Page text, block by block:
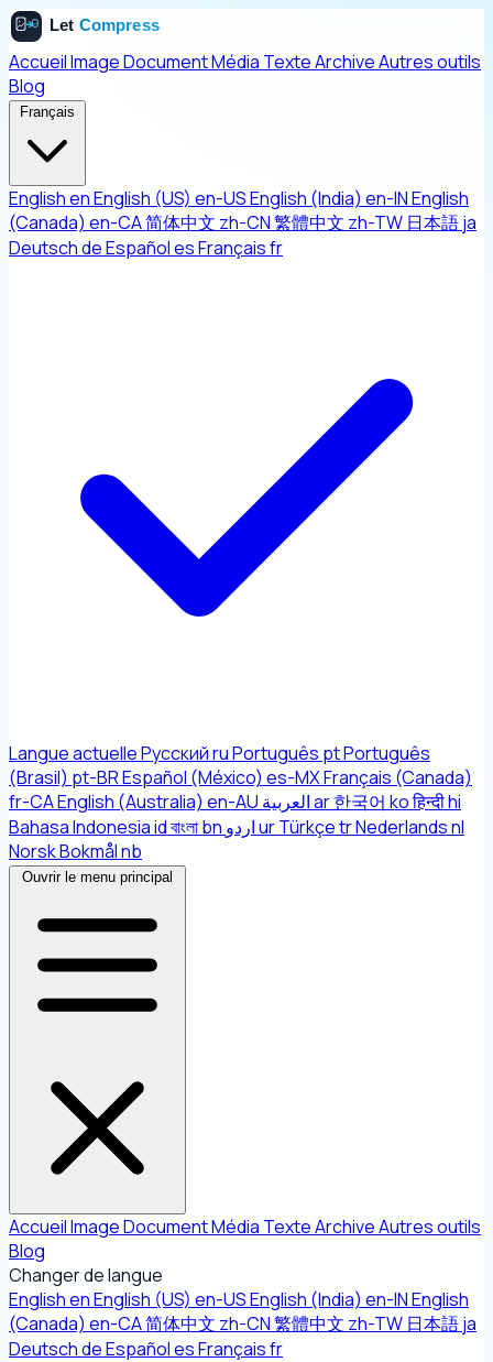
AccueilImageDocumentMédia TexteArchiveAutres outils
Blog
Français
EnglishenEnglish (US) en-USEnglish (India) en-INEnglish
(Canada) en-CA简体中文 zh-CN繁體中文 zh-TW 日本語ja
DeutschdeEspañolesFrançaisfr
Langue actuelleРусскийruPortuguês ptPortuguês
(Brasil) pt-BREspañol (México) es-MXFrançais (Canada)
fr-CAEnglish (Australia) en-AU العربيةar한국어 koहिन्दीhi
Bahasa Indonesiaidবাংলাbn اردوurTürkçetrNederlandsnl
Norsk Bokmålnb
Ouvrir le menu principal
AccueilImageDocumentMédia TexteArchiveAutres outils
Blog
Changer de langue
EnglishenEnglish (US) en-USEnglish (India) en-INEnglish
(Canada) en-CA简体中文 zh-CN繁體中文 zh-TW 日本語ja
DeutschdeEspañolesFrançaisfr